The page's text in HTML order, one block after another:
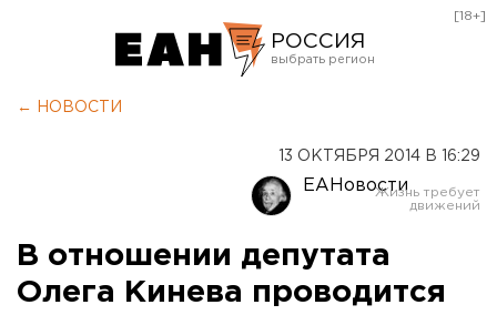
РОССИЯ
Оренбург
[18+]
← НОВОСТИ
13 ОКТЯБРЯ 2014 В 16:29
ЕАНовости
В отношении депутата
Олега Кинева проводится